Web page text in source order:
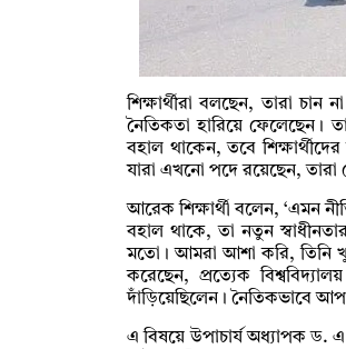
শিক্ষার্থীরা বলছেন, তারা
নৈতিকতা হারিয়ে ফেলেছেন।
বহাল থাকেন, তবে
যারা এখনো পদে রয়েছেন, তারা
আরেক শিক্ষার্থী বলেন, ‘এমন
বহাল থাকে, তা নতুন
মতো। আমরা আশা করি, তিনি
করেছেন, প্রত্যেক
দাঁড়িয়েছিলেন। নৈতিকভাবে
এ বিষয়ে উপাচার্য অধ্যাপক ড.